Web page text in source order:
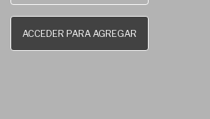
ACCEDER PARA AGREGAR